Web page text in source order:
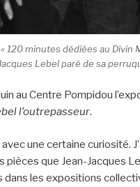
120 minutes dédiées au Divin
Lebel paré de sa
au Centre Pompidou
l’outrepasseur.
avec une certaine curiosité.
pièces que Jean-Jacques
dans les expositions